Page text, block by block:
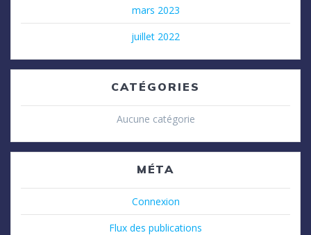
mars 2023
juillet 2022
CATÉGORIES
Aucune catégorie
MÉTA
Connexion
Flux des publications